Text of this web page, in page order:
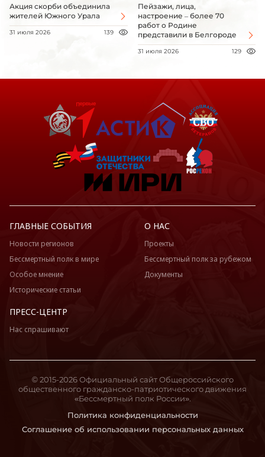
Акция скорби объединила
жителей Южного Урала
31 июля 2026 139
Пейзажи, лица,
настроение – более 70
работ о Родине
представили в Белгороде
31 июля 2026 129
ГЛАВНЫЕ СОБЫТИЯ
Новости регионов
Бессмертный полк в мире
Особое мнение
Исторические статьи
О НАС
Проекты
Бессмертный полк за рубежом
Документы
ПРЕСС-ЦЕНТР
Нас спрашивают
Политика конфиденциальности
Соглашение об использовании персональных данных
© 2015-2026 Официальный сайт Общероссийского
общественного гражданско-патриотического движения
«Бессмертный полк России».